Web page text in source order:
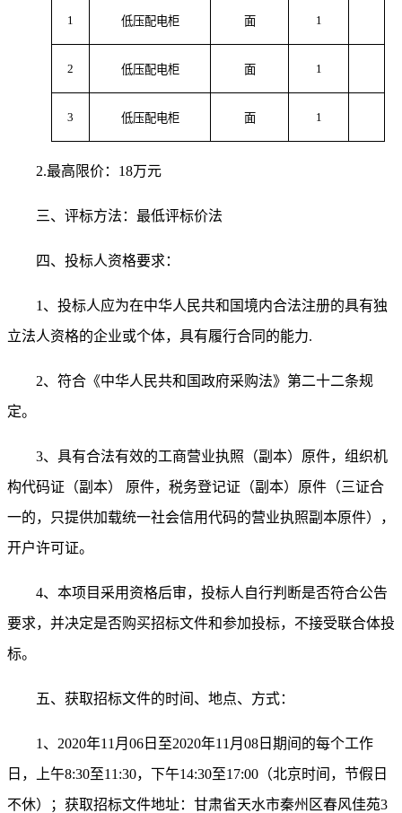
1 低压配电柜 面 1
2 低压配电柜 面 1
3 低压配电柜 面 1
2.最高限价： 18万元
三、评标方法： 最低评标价法
四、投标人资格要求：
1、投标人应为在中华人民共和国境内合法注册的具有独
立法人资格的企业或个体，具有履行合同的能力.
2、符合《中华人民共和国政府采购法》第二十二条规
定。
3、具有合法有效的工商营业执照（副本）原件，组织机
构代码证（副本） 原件，税务登记证（副本）原件（三证合
一的，只提供加载统一社会信用代码的营业执照副本原件）
，
开户许可证。
4、本项目采用资格后审，投标人自行判断是否符合公告
要求，并决定是否购买招标文件和参加投标，不接受联合体投
标。
五、获取招标文件的时间、地点、方式：
1、 2020年11 月 06 日 至2020年11 月 08 日 期间的每个工作
日，上午8:30至11:30，下午14:30至17:00（北京时间，节假日
不休）；获取招标文件地址：甘肃省天水市秦州区春风佳苑3